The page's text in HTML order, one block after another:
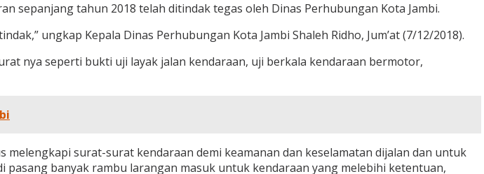
sepanjang tahun 2018 telah ditindak tegas oleh Dinas Perhubungan Kota Jambi.
ungkap Kepala Dinas Perhubungan Kota Jambi Shaleh Ridho, Jum’at (7/12/2018).
nya seperti bukti uji layak jalan kendaraan, uji berkala kendaraan bermotor,
surat-surat kendaraan demi keamanan dan keselamatan dijalan dan untuk
banyak rambu larangan masuk untuk kendaraan yang melebihi ketentuan,